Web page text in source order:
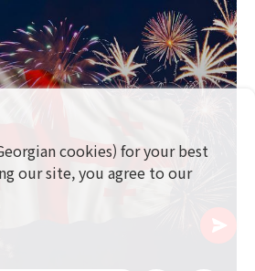
cookies) for your best
our site, you agree to our